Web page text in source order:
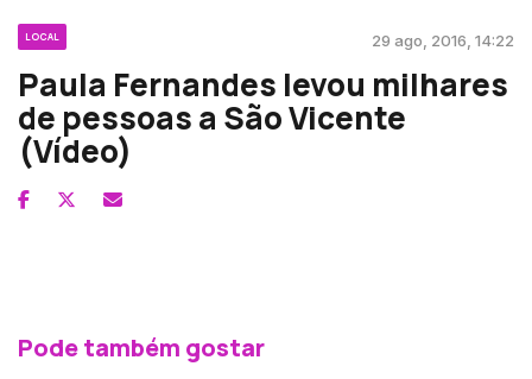
LOCAL 29 ago, 2016, 14:22
Paula Fernandes levou milhares
de pessoas a São Vicente
(Vídeo)
Pode também gostar